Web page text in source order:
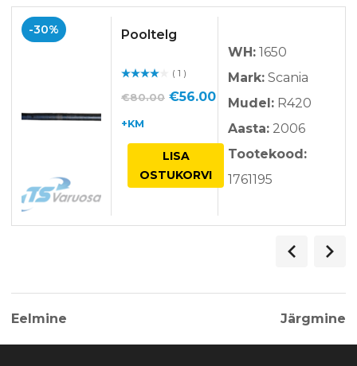
-30% Pooltelg
Hinnan
guga
/ 5
( 1 )
€80.00 Algne
oli:
€80.00.
€56.00Praegune
hind
on:
€56.00.
+KM
LISA
OSTUKORVI
WH: 1650
Mark: Scania
Mudel: R420
Aasta: 2006
Tootekood:
1761195
Eelmine Järgmine